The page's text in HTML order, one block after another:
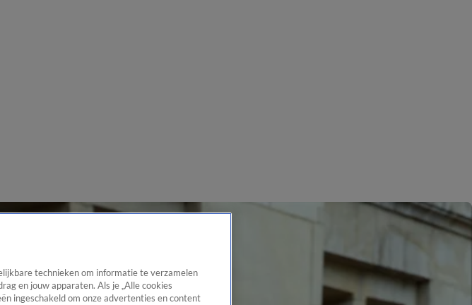
technieken om informatie te verzamelen
en jouw apparaten. Als je „Alle cookies
ingeschakeld om onze advertenties en content